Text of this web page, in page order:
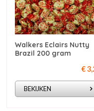
Walkers Eclairs Nutty
Brazil 200 gram
€
BEKIJKEN